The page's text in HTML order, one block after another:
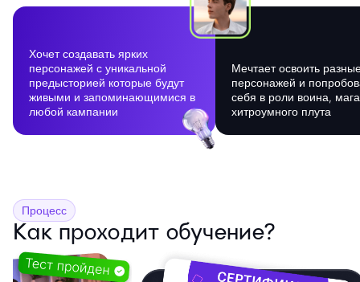
Хочет создавать ярких
персонажей с уникальной
предысторией которые будут
живыми и запоминающимися в
любой кампании
Мечтает освоить
персонажей и
себя в роли воина,
хитроумного плута
Процесс
Как проходит обучение?